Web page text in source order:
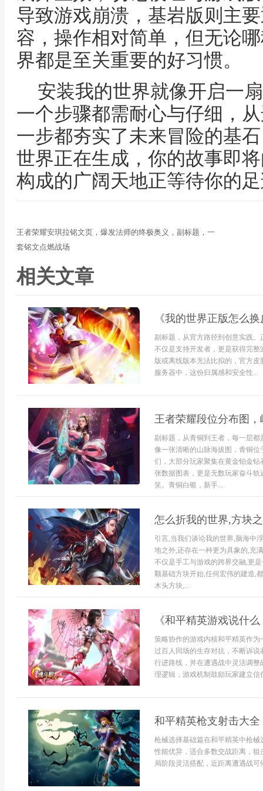
导致游戏崩溃，基岩版则主
容，操作相对简单，但无论
界都是至关重要的好习惯。
安装我的世界就像开启一
一个步骤都需耐心与仔细，
一步都夯实了未来冒险的基
世界正在生成，你的故事即
构成的广阔天地正等待你的
王者荣耀安琪拉铭文页，爆发法师的终极奥义，副标题，一
套铭文点燃战场
相关文章
《我的世界正版怎么
副标题，从官方路径到创意实践
不仅是支持开发者，更是获得完
版或离线版本无法比拟的，官方
服务器中，这份归属感和安全性...
王者荣耀段位分布图
副标题，从青铜到王者，每一层
像一张清晰的山脉海拔图，青铜
们，大部分玩家聚集在黄金铂金
张数据图表，更是无数玩家奋斗
笑。青铜白银，新手...
怎么折我的世界,方块
引言,当我们谈论我的世界,脑海中
地之外,还存在一种更为具象的,充
不仅是手工与游戏的跨界交融,更
颗基础方块开始,任何宏伟的建造,
木头方块,...
《和平精英游戏说什
策略协作的游戏内核和平精英作为
过百人同场的生存对抗，不断诉
行进路线，并在遭遇战中灵活调
理逻辑，游戏机制鼓励玩家建立
和平精英枪支射击大
枪械选择基础篇在和平精英中枪
性能优异，适合多数交战距离，
局阶段灵活搭配，近距离遭遇战